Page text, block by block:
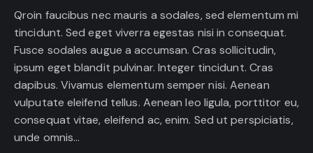
Qroin faucibus nec mauris a sodales, sed elementum mi
tincidunt. Sed eget viverra egestas nisi in consequat.
Fusce sodales augue a accumsan. Cras sollicitudin,
ipsum eget blandit pulvinar. Integer tincidunt. Cras
dapibus. Vivamus elementum semper nisi. Aenean
vulputate eleifend tellus. Aenean leo ligula, porttitor eu,
consequat vitae, eleifend ac, enim. Sed ut perspiciatis,
unde omnis…